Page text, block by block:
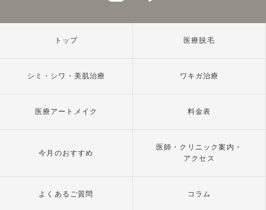
トップ 医療脱毛
シミ・シワ・美肌治療 ワキガ治療
医療アートメイク 料金表
今月のおすすめ
医師・クリニック案内・
アクセス
よくあるご質問 コラム